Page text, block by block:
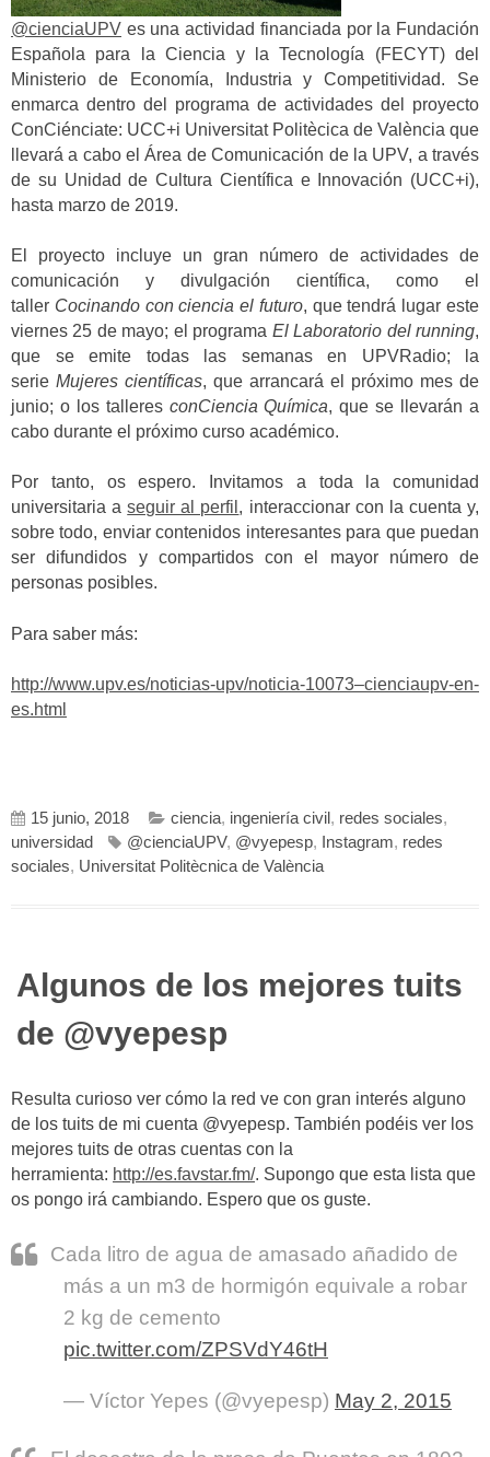
@cienciaUPV es una actividad financiada por la Fundación
Española para la Ciencia y la Tecnología (FECYT) del
Ministerio de Economía, Industria y Competitividad. Se
enmarca dentro del programa de actividades del proyecto
ConCiénciate: UCC+i Universitat Politècica de València que
llevará a cabo el Área de Comunicación de la UPV, a través
de su Unidad de Cultura Científica e Innovación (UCC+i),
hasta marzo de 2019.
El proyecto incluye un gran número de actividades de
comunicación y divulgación científica, como el
taller Cocinando con ciencia el futuro, que tendrá lugar este
viernes 25 de mayo; el programa El Laboratorio del running,
que se emite todas las semanas en UPVRadio; la
serie Mujeres científicas, que arrancará el próximo mes de
junio; o los talleres conCiencia Química, que se llevarán a
cabo durante el próximo curso académico.
Por tanto, os espero. Invitamos a toda la comunidad
universitaria aseguir al perfil , interaccionar con la cuenta y,
sobre todo, enviar contenidos interesantes para que puedan
ser difundidos y compartidos con el mayor número de
personas posibles.
Para saber más:
http://www.upv.es/noticias-upv/noticia-10073–cienciaupv-en-
es.html
15 junio, 2018 ciencia, ingeniería civil , redes sociales,
universidad
@cienciaUPV, @vyepesp, Instagram, redes
sociales, Universitat Politècnica de València
Algunos de los mejores tuits
de @vyepesp
Resulta curioso ver cómo la red ve con gran interés alguno
de los tuits de mi cuenta @vyepesp. También podéis ver los
mejores tuits de otras cuentas con la
herramienta: http://es.favstar.fm/. Supongo que esta lista que
os pongo irá cambiando. Espero que os guste.
Cada litro de agua de amasado añadido de
más a un m3 de hormigón equivale a robar
2 kg de cemento
pic.twitter.com/ZPSVdY46tH
— Víctor Yepes (@vyepesp) May 2, 2015